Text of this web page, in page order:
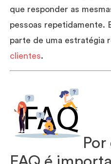
que responder as
pessoas repetidamente.
parte de uma estratégia
clientes.